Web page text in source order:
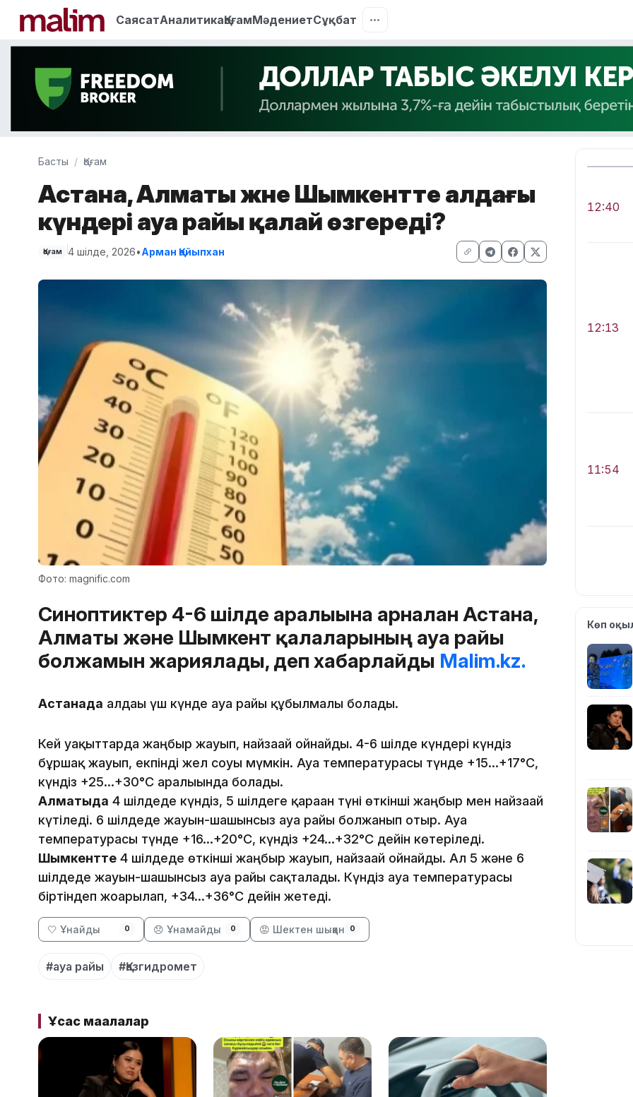
СаясатАналитикаҚоғамМәдениетСұқбат
Басты Қоғам
Астана, Алматы және Шымкентте алдағы
күндері ауа райы қалай өзгереді?
Қоғам 4 шілде, 2026•Арман Қайыпхан
Фото: magnific.com
Синоптиктер 4-6 шілде аралығына арналған Астана,
Алматы және Шымкент қалаларының ауа райы
болжамын жариялады, деп хабарлайды Malim.kz.
Астанада алдағы үш күнде ауа райы құбылмалы болады.
Кей уақыттарда жаңбыр жауып, найзағай ойнайды. 4-6 шілде күндері күндіз
бұршақ жауып, екпінді жел соғуы мүмкін. Ауа температурасы түнде +15…+17°C,
күндіз +25…+30°C аралығында болады.
Алматыда 4 шілдеде күндіз, 5 шілдеге қараған түні өткінші жаңбыр мен найзағай
күтіледі. 6 шілдеде жауын-шашынсыз ауа райы болжанып отыр. Ауа
температурасы түнде +16…+20°C, күндіз +24…+32°C дейін көтеріледі.
Шымкентте 4 шілдеде өткінші жаңбыр жауып, найзағай ойнайды. Ал 5 және 6
шілдеде жауын-шашынсыз ауа райы сақталады. Күндіз ауа температурасы
біртіндеп жоғарылап, +34…+36°C дейін жетеді.
🤍 Ұнайды 0 😞 Ұнамайды 0 😡 Шектен шыққан 0
#ауа райы #Қазгидромет
Ұқсас мақалалар
12:40
12:13
11:54
09:36
Көп